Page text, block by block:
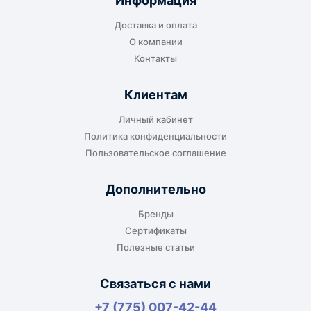
транспортной компании в городе получателя
или ближайшем доступном пункте выдачи.
До адреса клиента
Подходит, если нужно доставить
оборудование прямо на объект, склад,
габаритов груза.
Для крупногабаритных, тяжёлых или
Доставка и оплата
О компании
Контакты
Клиентам
Личный кабинет
Политика конфиденциальности
Пользовательское соглашение
Дополнительно
Бренды
Сертификаты
Полезные статьи
Связаться с нами
+7 (775) 007-42-44